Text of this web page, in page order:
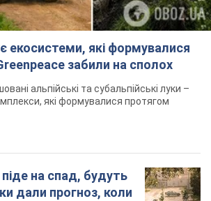
екосистеми, які формувалися
забили на сполох
альпійські та субальпійські луки –
які формувалися протягом
піде на спад, будуть
дали прогноз, коли